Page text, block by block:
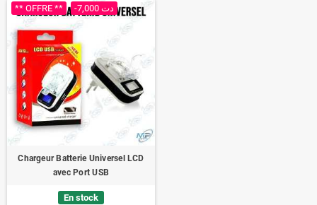
** OFFRE ** -7,000 دت
Chargeur Batterie Universel LCD
avec Port USB
En stock